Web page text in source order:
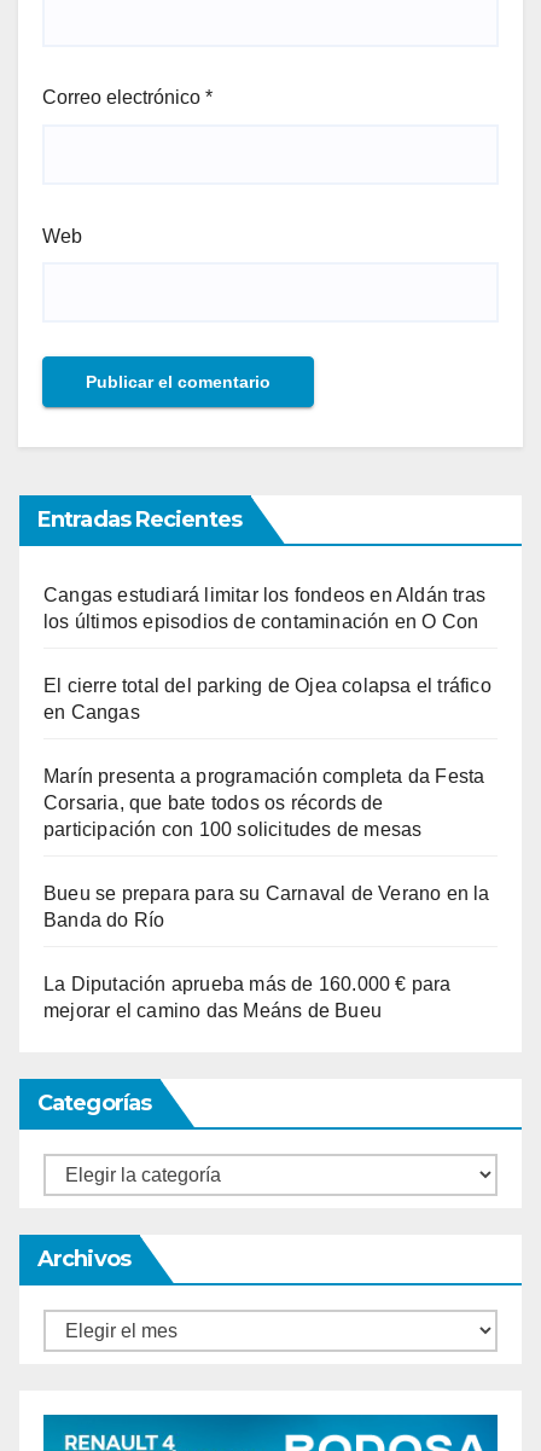
Correo electrónico *
Web
Entradas Recientes
Cangas estudiará limitar los fondeos en Aldán tras
los últimos episodios de contaminación en O Con
El cierre total del parking de Ojea colapsa el tráfico
en Cangas
Marín presenta a programación completa da Festa
Corsaria, que bate todos os récords de
participación con 100 solicitudes de mesas
Bueu se prepara para su Carnaval de Verano en la
Banda do Río
La Diputación aprueba más de 160.000 € para
mejorar el camino das Meáns de Bueu
Categorías
Categorías
Archivos
Archivos